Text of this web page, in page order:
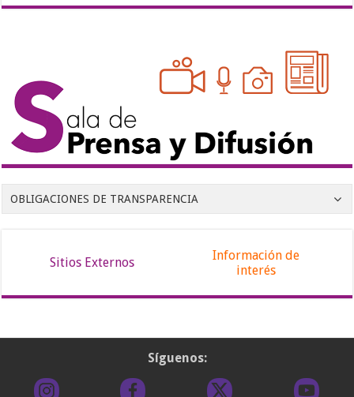
OBLIGACIONES DE TRANSPARENCIA
Sitios Externos
Información de
interés
Síguenos: